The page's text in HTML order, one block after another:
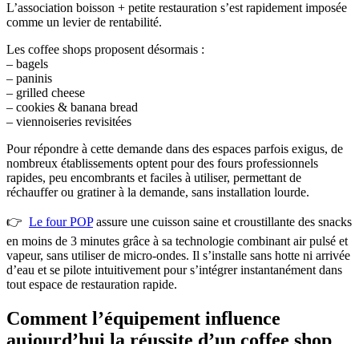
L’association boisson + petite restauration s’est rapidement imposée
comme un levier de rentabilité.
Les coffee shops proposent désormais :
– bagels
– paninis
– grilled cheese
– cookies & banana bread
– viennoiseries revisitées
Pour répondre à cette demande dans des espaces parfois exigus, de
nombreux établissements optent pour des fours professionnels
rapides, peu encombrants et faciles à utiliser, permettant de
réchauffer ou gratiner à la demande, sans installation lourde.
👉 Le four POPassure une cuisson saine et croustillante des snacks
en moins de 3 minutes grâce à sa technologie combinant air pulsé et
vapeur, sans utiliser de micro-ondes. Il s’installe sans hotte ni arrivée
d’eau et se pilote intuitivement pour s’intégrer instantanément dans
tout espace de restauration rapide.
Comment l’équipement influence